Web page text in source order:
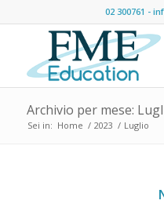
02 300761 -
Archivio per mese:
Sei in: Home / 2023 / Luglio